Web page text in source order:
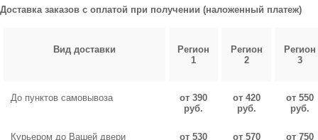
Доставка заказов с оплатой при получении (наложенный платеж)
Вид доставки
Регион
1
Регион
2
Регион
3
До пунктов самовывоза
от 390
руб.
от 420
руб.
от 550
руб.
Курьером до Вашей двери
от 530
от 570
от 750